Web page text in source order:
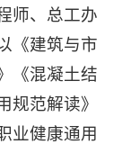
师、总工办
《建筑与市
《混凝土结
规范解读》
业健康通用